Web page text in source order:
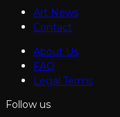
Art News
Contact
About Us
FAQ
Legal Terms
Follow us